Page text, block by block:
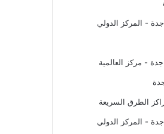
- المركز الدولي
- مركز العالمية
الطرق السريعة
- المركز الدولي